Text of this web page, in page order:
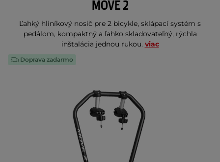
MOVE 2
Ľahký hliníkový nosič pre 2 bicykle, sklápací systém s
pedálom, kompaktný a ľahko skladovateľný, rýchla
inštalácia jednou rukou. viac
Doprava zadarmo